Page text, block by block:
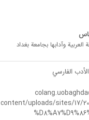
وآدابها بجامعة بغداد
الفارسي
content/uploads/sites/17/